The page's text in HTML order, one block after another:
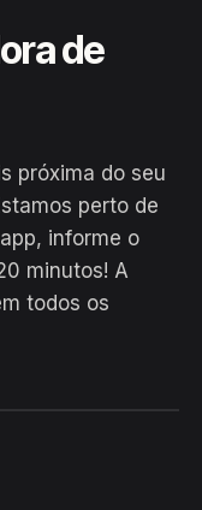
de
próxima do seu
perto de
informe o
minutos! A
todos os